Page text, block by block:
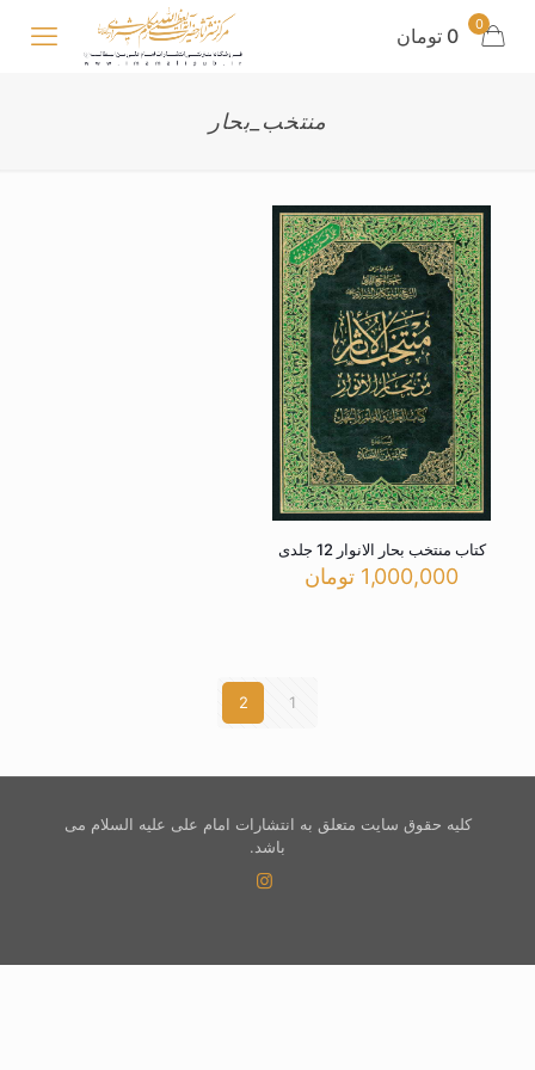
0 0 تومان
منتخب_بحار
کتاب منتخب بحار الانوار 12 جلدی
1,000,000 تومان
1
2
کلیه حقوق سایت متعلق به انتشارات امام علی علیه السلام می
باشد.